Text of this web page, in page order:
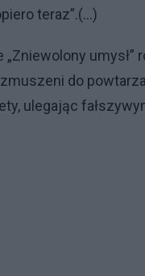
teraz”.(...)
„Zniewolony
do
ulegając